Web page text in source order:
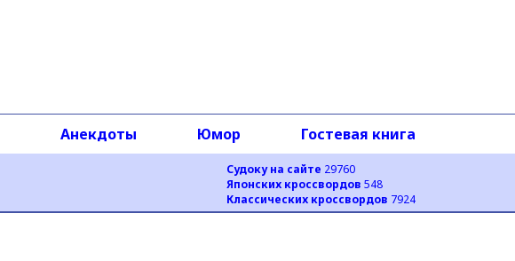
Судоку на сайте 29760
Японских кроссвордов 548
Классических кроссвордов 7924
Анекдоты Юмор Гостевая книга